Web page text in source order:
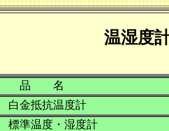
温湿度
品 名
白金抵抗温度計
標準温度・湿度計